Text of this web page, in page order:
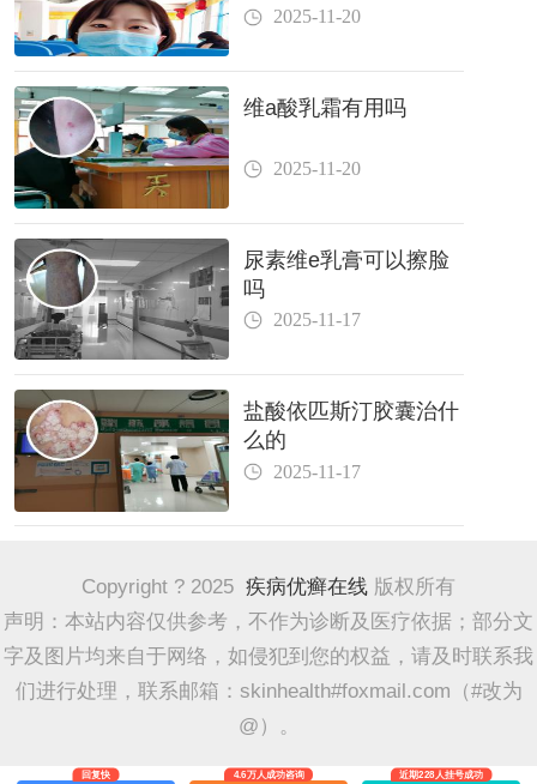
2025-11-20
维a酸乳霜有用吗
2025-11-20
尿素维e乳膏可以擦脸
吗
2025-11-17
盐酸依匹斯汀胶囊治什
么的
2025-11-17
Copyright ? 2025 疾病优癣在线 版权所有
声明：本站内容仅供参考，不作为诊断及医疗依据；部分文
字及图片均来自于网络，如侵犯到您的权益，请及时联系我
们进行处理，联系邮箱：skinhealth#foxmail.com（#改为
@）。
回复快 4.6万人成功咨询 近期228人挂号成功